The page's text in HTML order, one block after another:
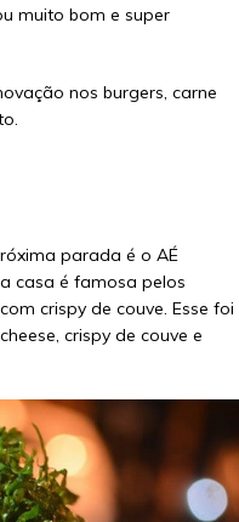
muito bom e super
nos burgers, carne
parada é o AÉ
casa é famosa pelos
crispy de couve. Esse foi
crispy de couve e